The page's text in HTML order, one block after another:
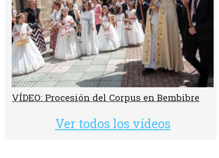
VÍDEO: Procesión del Corpus en Bembibre
Ver todos los vídeos